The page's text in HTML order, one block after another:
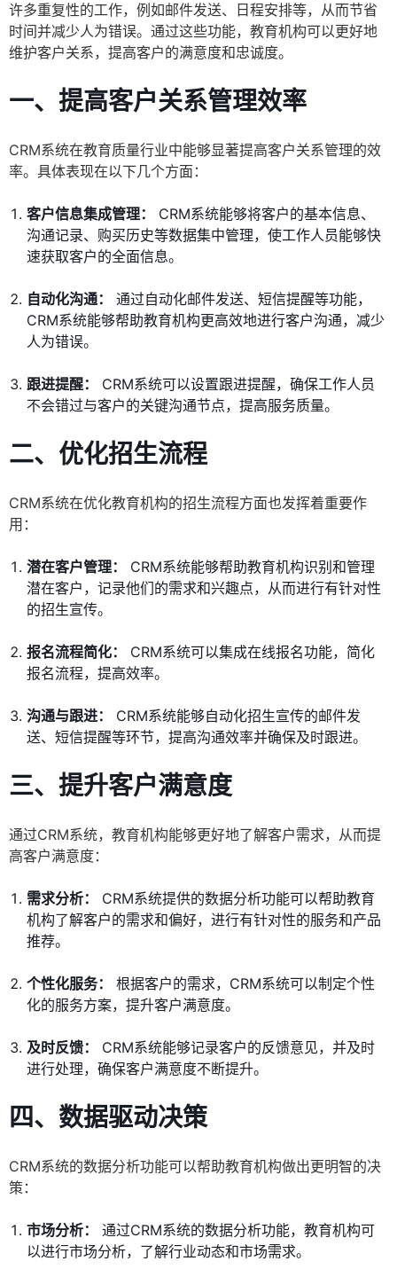
许多重复性的工作，例如邮件发送、日程安排等，从而节省
时间并减少人为错误。通过这些功能，教育机构可以更好地
维护客户关系，提高客户的满意度和忠诚度。
一、提高客户关系管理效率
CRM系统在教育质量行业中能够显著提高客户关系管理的效
率。具体表现在以下几个方面：
客户信息集成管理：
CRM系统能够将客户的基本信息、
沟通记录、购买历史等数据集中管理，使工作人员能够快
速获取客户的全面信息。
自动化沟通：
通过自动化邮件发送、短信提醒等功能，
CRM系统能够帮助教育机构更高效地进行客户沟通，减少
人为错误。
跟进提醒：
CRM系统可以设置跟进提醒，确保工作人员
不会错过与客户的关键沟通节点，提高服务质量。
二、优化招生流程
CRM系统在优化教育机构的招生流程方面也发挥着重要作
用：
潜在客户管理：
CRM系统能够帮助教育机构识别和管理
潜在客户，记录他们的需求和兴趣点，从而进行有针对性
的招生宣传。
报名流程简化：
CRM系统可以集成在线报名功能，简化
报名流程，提高效率。
沟通与跟进：
CRM系统能够自动化招生宣传的邮件发
送、短信提醒等环节，提高沟通效率并确保及时跟进。
三、提升客户满意度
通过CRM系统，教育机构能够更好地了解客户需求，从而提
高客户满意度：
需求分析：
CRM系统提供的数据分析功能可以帮助教育
机构了解客户的需求和偏好，进行有针对性的服务和产品
推荐。
个性化服务：
根据客户的需求，CRM系统可以制定个性
化的服务方案，提升客户满意度。
及时反馈：
CRM系统能够记录客户的反馈意见，并及时
进行处理，确保客户满意度不断提升。
四、数据驱动决策
CRM系统的数据分析功能可以帮助教育机构做出更明智的决
策：
市场分析：
通过CRM系统的数据分析功能，教育机构可
以进行市场分析，了解行业动态和市场需求。